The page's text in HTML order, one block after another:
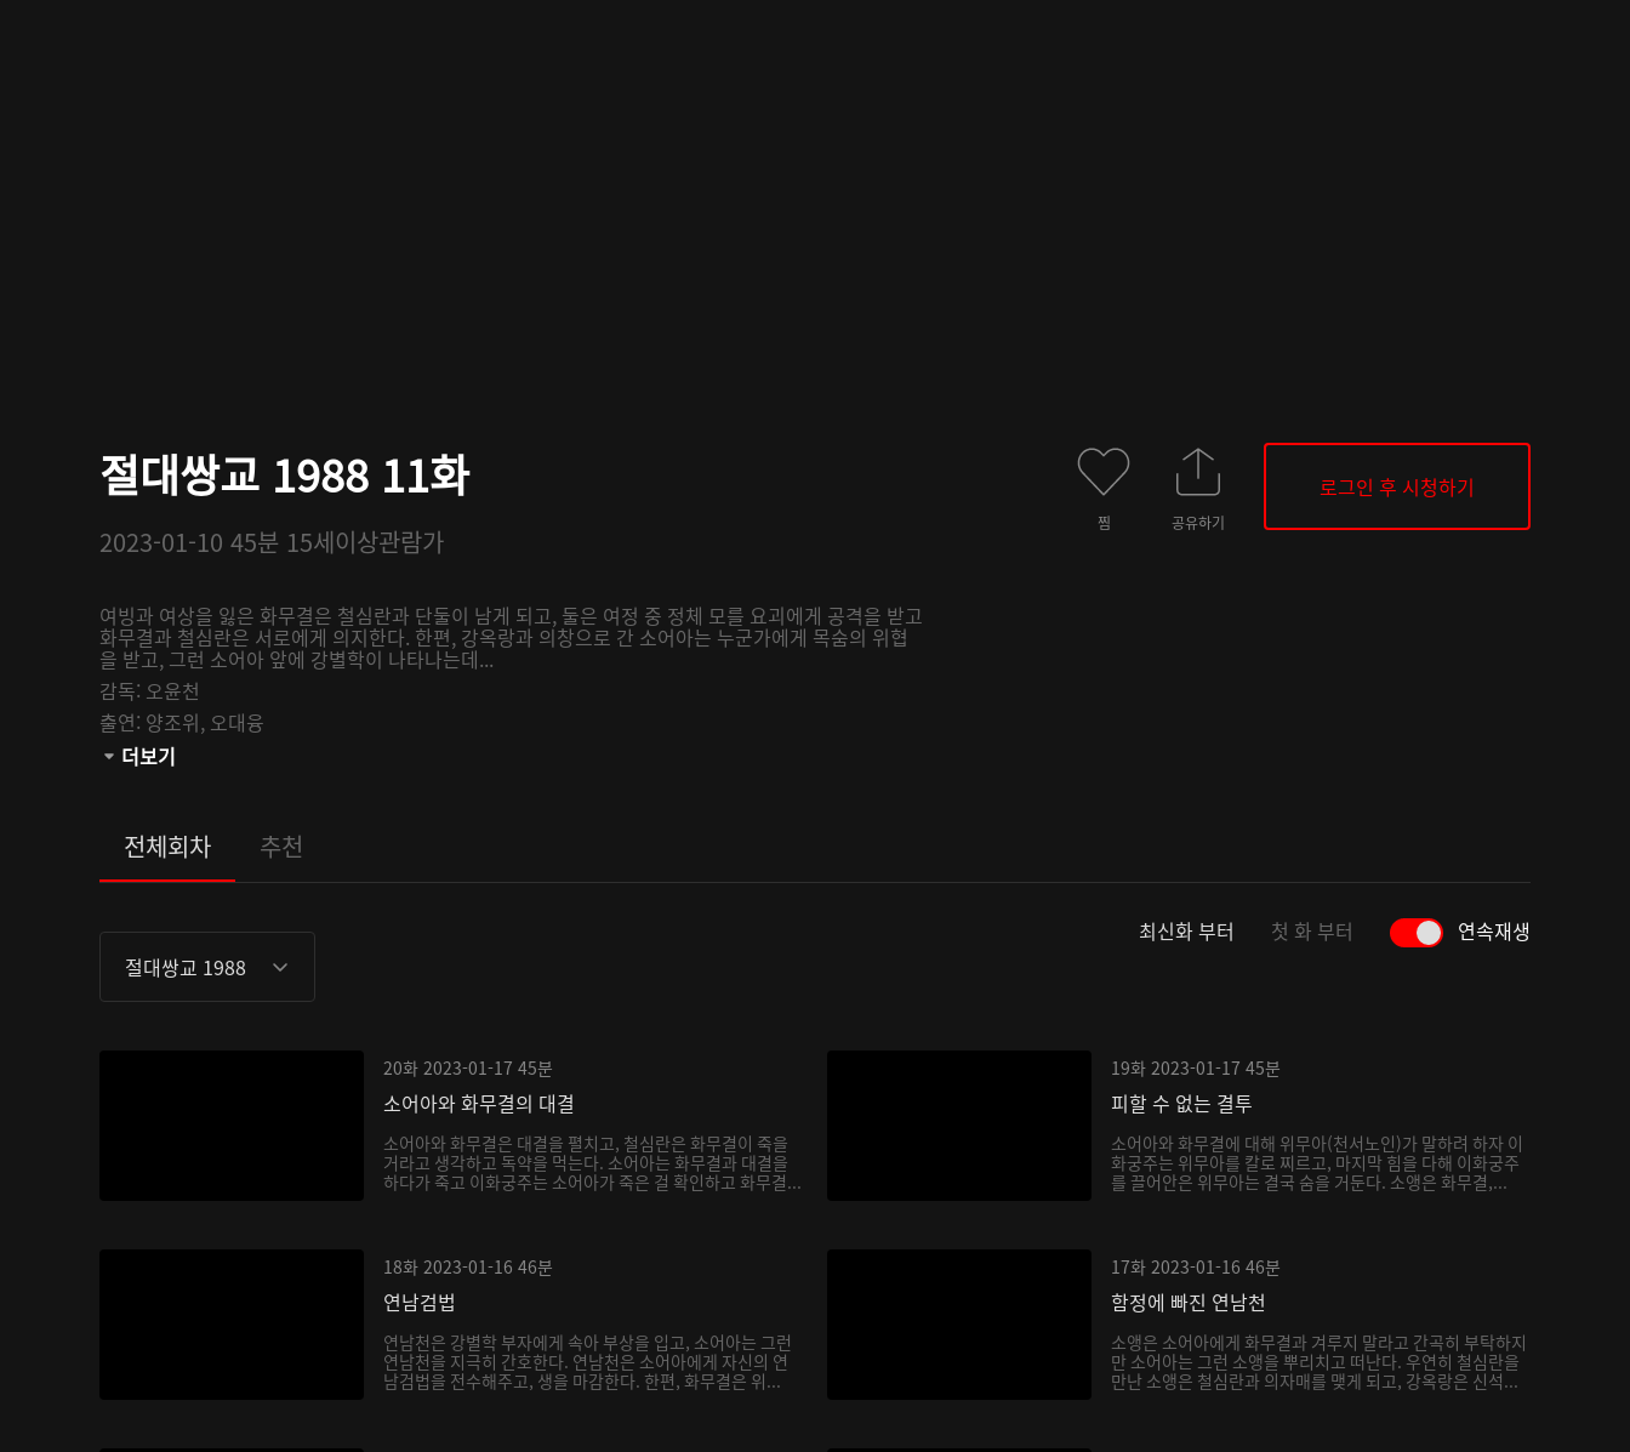
절대쌍교 1988 11화
2023-01-10 45분 15세이상관람가
여빙과 여상을 잃은 화무결은 철심란과 단둘이 남게 되고, 둘은 여정 중 정체 모를 요괴에게 공격을 받고
화무결과 철심란은 서로에게 의지한다. 한편, 강옥랑과 의창으로 간 소어아는 누군가에게 목숨의 위협
을 받고, 그런 소어아 앞에 강별학이 나타나는데...
감독: 오윤천
출연: 양조위, 오대융
관람등급:
더보기
찜 공유하기
로그인 후 시청하기
전체회차 추천
절대쌍교 1988
최신화 부터 첫 화 부터 연속재생
20화 2023-01-17 45분
소어아와 화무결의 대결
소어아와 화무결은 대결을 펼치고, 철심란은 화무결이 죽을
거라고 생각하고 독약을 먹는다. 소어아는 화무결과 대결을
하다가 죽고 이화궁주는 소어아가 죽은 걸 확인하고 화무결...
19화 2023-01-17 45분
피할 수 없는 결투
소어아와 화무결에 대해 위무아(천서노인)가 말하려 하자 이
화궁주는 위무아를 칼로 찌르고, 마지막 힘을 다해 이화궁주
를 끌어안은 위무아는 결국 숨을 거둔다. 소앵은 화무결,...
18화 2023-01-16 46분
연남검법
연남천은 강별학 부자에게 속아 부상을 입고, 소어아는 그런
연남천을 지극히 간호한다. 연남천은 소어아에게 자신의 연
남검법을 전수해주고, 생을 마감한다. 한편, 화무결은 위...
17화 2023-01-16 46분
함정에 빠진 연남천
소앵은 소어아에게 화무결과 겨루지 말라고 간곡히 부탁하지
만 소어아는 그런 소앵을 뿌리치고 떠난다. 우연히 철심란을
만난 소앵은 철심란과 의자매를 맺게 되고, 강옥랑은 신석...